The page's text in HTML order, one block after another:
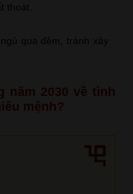
thoát.
qua đêm, tránh xảy
năm 2030 về tình
mệnh?